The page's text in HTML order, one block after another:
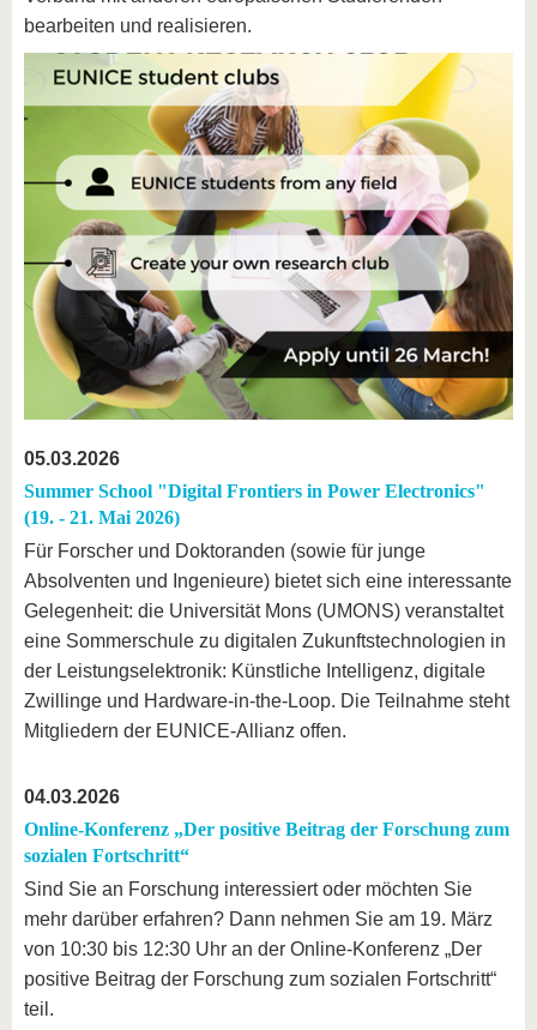
bearbeiten und realisieren.
05.03.2026
Summer School "Digital Frontiers in Power Electronics"
(19. - 21. Mai 2026)
Für Forscher und Doktoranden (sowie für junge
Absolventen und Ingenieure) bietet sich eine interessante
Gelegenheit: die Universität Mons (UMONS) veranstaltet
eine Sommerschule zu digitalen Zukunftstechnologien in
der Leistungselektronik: Künstliche Intelligenz, digitale
Zwillinge und Hardware-in-the-Loop. Die Teilnahme steht
Mitgliedern der EUNICE-Allianz offen.
04.03.2026
Online-Konferenz „Der positive Beitrag der Forschung zum
sozialen Fortschritt“
Sind Sie an Forschung interessiert oder möchten Sie
mehr darüber erfahren? Dann nehmen Sie am 19. März
von 10:30 bis 12:30 Uhr an der Online-Konferenz „Der
positive Beitrag der Forschung zum sozialen Fortschritt“
teil.